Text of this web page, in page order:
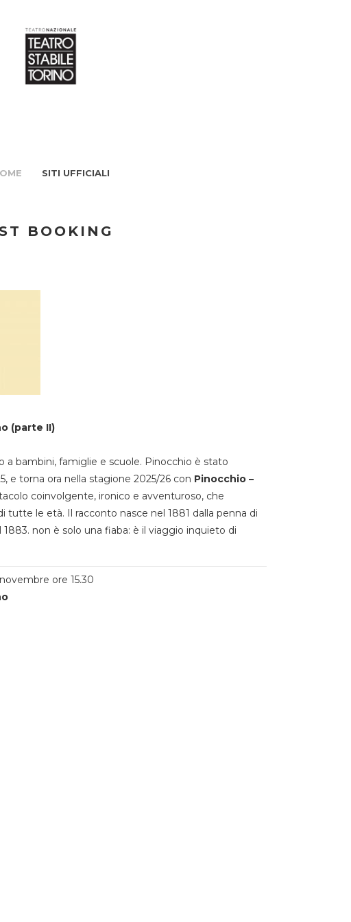
SITI UFFICIALI
BOOKING
(parte II)
a bambini, famiglie e scuole. Pinocchio è stato
e torna ora nella stagione 2025/26 con Pinocchio –
coinvolgente, ironico e avventuroso, che
tutte le età. Il racconto nasce nel 1881 dalla penna di
non è solo una fiaba: è il viaggio inquieto di
ore 15.30